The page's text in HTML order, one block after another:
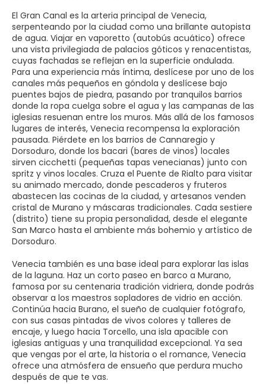
El Gran Canal es la arteria principal de Venecia,
serpenteando por la ciudad como una brillante autopista
de agua. Viajar en vaporetto (autobús acuático) ofrece
una vista privilegiada de palacios góticos y renacentistas,
cuyas fachadas se reflejan en la superficie ondulada.
Para una experiencia más íntima, deslícese por uno de los
canales más pequeños en góndola y deslícese bajo
puentes bajos de piedra, pasando por tranquilos barrios
donde la ropa cuelga sobre el agua y las campanas de las
iglesias resuenan entre los muros. Más allá de los famosos
lugares de interés, Venecia recompensa la exploración
pausada. Piérdete en los barrios de Cannaregio y
Dorsoduro, donde los bacari (bares de vinos) locales
sirven cicchetti (pequeñas tapas venecianas) junto con
spritz y vinos locales. Cruza el Puente de Rialto para visitar
su animado mercado, donde pescaderos y fruteros
abastecen las cocinas de la ciudad, y artesanos venden
cristal de Murano y máscaras tradicionales. Cada sestiere
(distrito) tiene su propia personalidad, desde el elegante
San Marco hasta el ambiente más bohemio y artístico de
Dorsoduro.
Venecia también es una base ideal para explorar las islas
de la laguna. Haz un corto paseo en barco a Murano,
famosa por su centenaria tradición vidriera, donde podrás
observar a los maestros sopladores de vidrio en acción.
Continúa hacia Burano, el sueño de cualquier fotógrafo,
con sus casas pintadas de vivos colores y talleres de
encaje, y luego hacia Torcello, una isla apacible con
iglesias antiguas y una tranquilidad excepcional. Ya sea
que vengas por el arte, la historia o el romance, Venecia
ofrece una atmósfera de ensueño que perdura mucho
después de que te vas.